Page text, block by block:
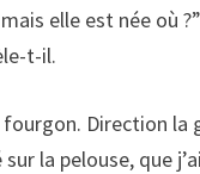
elle est née où
t-il.
Direction la
la pelouse, que